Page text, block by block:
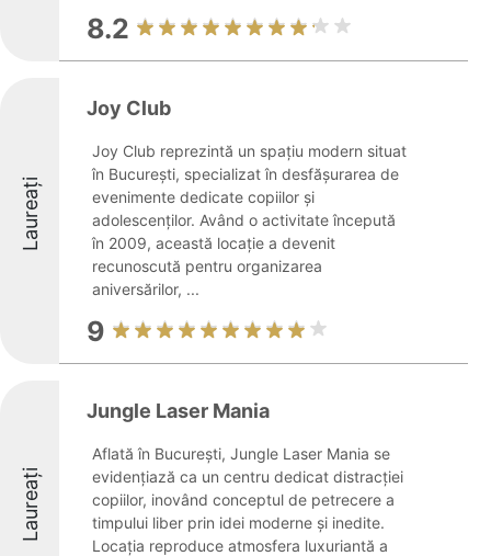
8.2
Laureați
Joy Club
Joy Club reprezintă un spațiu modern situat
în București, specializat în desfășurarea de
evenimente dedicate copiilor și
adolescenților. Având o activitate începută
în 2009, această locație a devenit
recunoscută pentru organizarea
aniversărilor, ...
9
Laureați
Jungle Laser Mania
Aflată în București, Jungle Laser Mania se
evidențiază ca un centru dedicat distracției
copiilor, inovând conceptul de petrecere a
timpului liber prin idei moderne și inedite.
Locația reproduce atmosfera luxuriantă a